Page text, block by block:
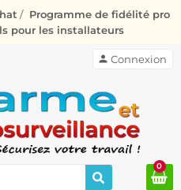
/ Programme de fidélité pro
pour les installateurs
person Connexion
0